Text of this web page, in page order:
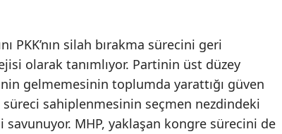
PKK’nın silah bırakma sürecini geri
olarak tanımlıyor. Partinin üst düzey
gelmemesinin toplumda yarattığı güven
sahiplenmesinin seçmen nezdindeki
MHP, yaklaşan kongre sürecini de